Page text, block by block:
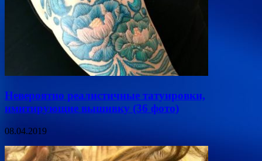
Невероятно реалистичные татуировки,
имитирующие вышивку (36 фото)
08.04.2019